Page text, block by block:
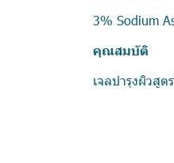
3% Sodium
คุณสมบัติ
เจลบำรุงผิวสู